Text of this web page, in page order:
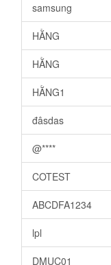
samsung
HẰNG
HẰNG
HẰNG1
đâsdas
@****
COTEST
ABCDFA1234
lpl
DMUC01